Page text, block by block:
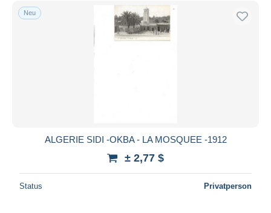
Neu
ALGERIE SIDI -OKBA - LA MOSQUEE -1912
± 2,77 $
Status Privatperson